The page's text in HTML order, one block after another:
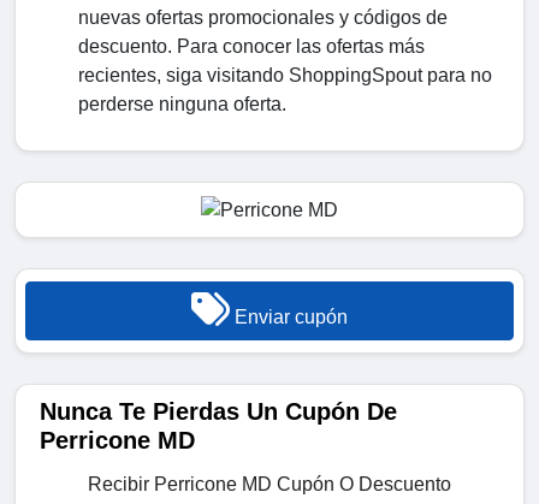
nuevas ofertas promocionales y códigos de
descuento. Para conocer las ofertas más
recientes, siga visitando ShoppingSpout para no
perderse ninguna oferta.
Enviar cupón
Nunca Te Pierdas Un Cupón De
Perricone MD
Recibir Perricone MD Cupón O Descuento